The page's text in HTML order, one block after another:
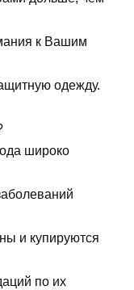
к Вашим
одежду.
широко
и купируются
по их